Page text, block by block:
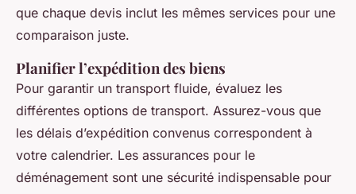
que chaque devis inclut les mêmes services pour une
comparaison juste.
Planifier l’expédition des biens
Pour garantir un transport fluide, évaluez les
différentes options de transport. Assurez-vous que
les délais d’expédition convenus correspondent à
votre calendrier. Les assurances pour le
déménagement sont une sécurité indispensable pour